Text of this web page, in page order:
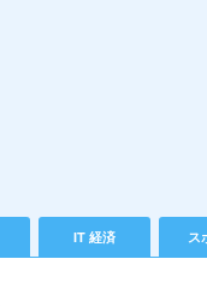
IT 経済 ス